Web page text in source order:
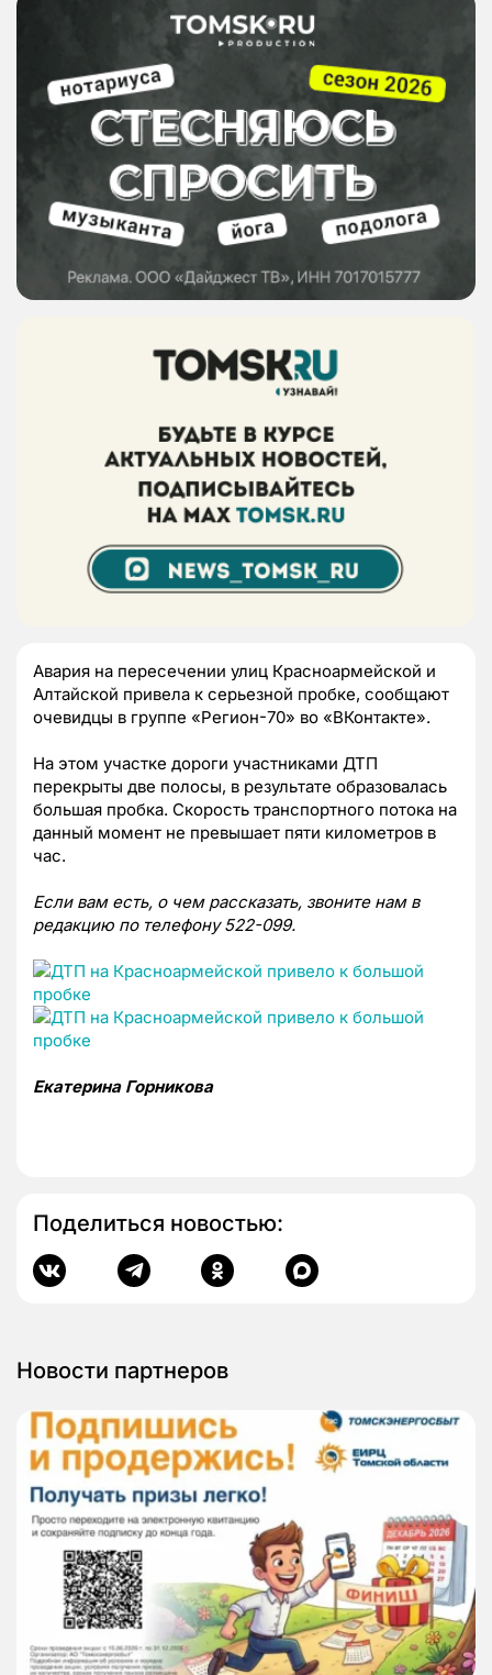
Авария на пересечении улиц Красноармейской и
Алтайской привела к серьезной пробке, сообщают
очевидцы в группе «Регион-70» во «ВКонтакте».
На этом участке дороги участниками ДТП
перекрыты две полосы, в результате образовалась
большая пробка. Скорость транспортного потока на
данный момент не превышает пяти километров в
час.
Если вам есть, о чем рассказать, звоните нам в
редакцию по телефону 522-099.
Екатерина Горникова
Поделиться новостью:
Новости партнеров